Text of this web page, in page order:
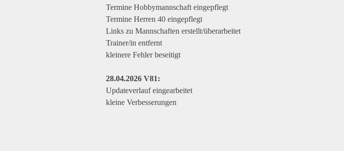
Termine Hobbymannschaft eingepflegt
Termine Herren 40 eingepflegt
Links zu Mannschaften erstellt/überarbeitet
Trainer/in entfernt
kleinere Fehler beseitigt
28.04.2026 V81:
Updateverlauf eingearbeitet
kleine Verbesserungen